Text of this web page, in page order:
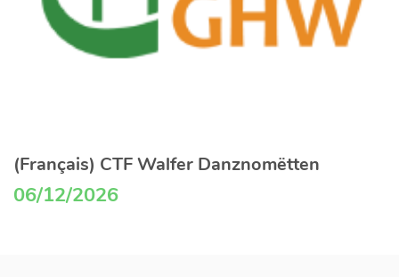
(Français) CTF Walfer Danznomëtten
06/12/2026